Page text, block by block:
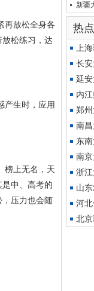
松练习，达
中、高考的
压力也会随
新疆
热
上
生 长
章 延
简 内
统 郑
章 南
简 东
简 南
简 浙
简 山
毕 河
（ 北